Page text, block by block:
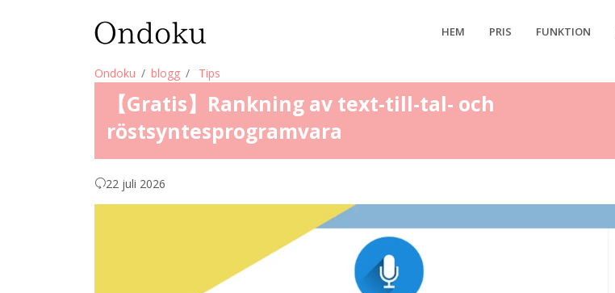
HEM PRIS FUNKTION
Ondoku blogg Tips
【Gratis】Rankning av text-till-tal- och
röstsyntesprogramvara
22 juli 2026